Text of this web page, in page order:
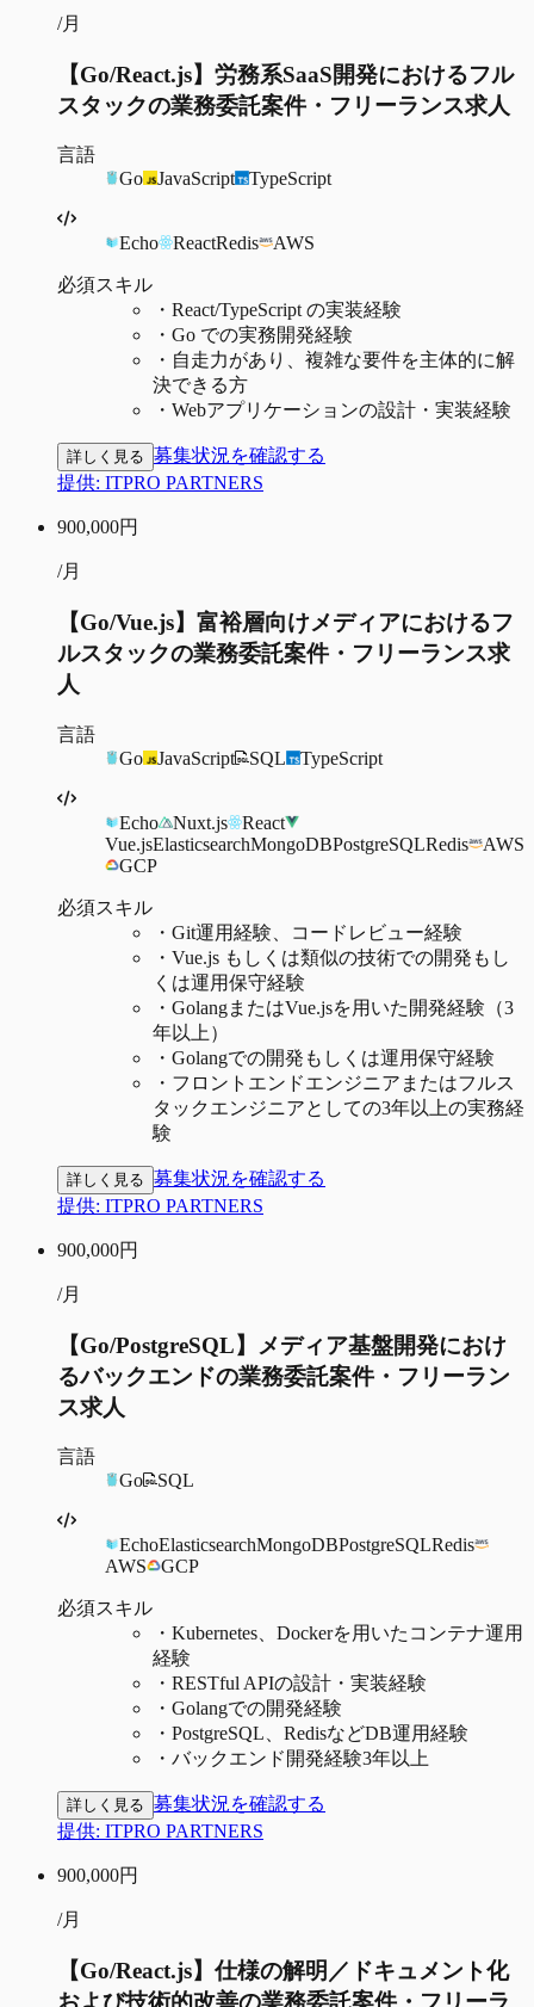
/月
【Go/React.js】労務系SaaS開発におけるフル
スタックの業務委託案件・フリーランス求人
言語
Go
JavaScript TypeScript
Echo ReactRedis AWS
必須スキル
・ React/TypeScript の実装経験
・ Go での実務開発経験
・ 自走力があり、複雑な要件を主体的に解
決できる方
・ Webアプリケーションの設計・実装経験
詳しく見る 募集状況を確認する
提供: ITPRO PARTNERS
900,000円
/月
【Go/Vue.js】富裕層向けメディアにおけるフ
ルスタックの業務委託案件・フリーランス求
人
言語
Go
JavaScript SQL TypeScript
Echo Nuxt.js
React
Vue.jsElasticsearchMongoDBPostgreSQLRedis
AWS
GCP
必須スキル
・ Git運用経験、コードレビュー経験
・ Vue.js もしくは類似の技術での開発もし
くは運用保守経験
・ GolangまたはVue.jsを用いた開発経験（3
年以上）
・ Golangでの開発もしくは運用保守経験
・ フロントエンドエンジニアまたはフルス
タックエンジニアとしての3年以上の実務経
験
詳しく見る 募集状況を確認する
提供: ITPRO PARTNERS
900,000円
/月
【Go/PostgreSQL】メディア基盤開発におけ
るバックエンドの業務委託案件・フリーラン
ス求人
言語
Go
SQL
EchoElasticsearchMongoDBPostgreSQLRedis
AWS
GCP
必須スキル
・ Kubernetes、Dockerを用いたコンテナ運用
経験
・ RESTful APIの設計・実装経験
・ Golangでの開発経験
・ PostgreSQL、RedisなどDB運用経験
・ バックエンド開発経験3年以上
詳しく見る 募集状況を確認する
提供: ITPRO PARTNERS
900,000円
/月
【Go/React.js】仕様の解明／ドキュメント化
および技術的改善の業務委託案件・フリーラ